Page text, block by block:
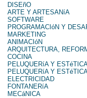
DISEñO
ARTE Y ARTESANíA
SOFTWARE
PROGRAMACIóN Y
MARKETING
ANIMACIóN
ARQUITECTURA,
COCINA
PELUQUERíA Y
PELUQUERíA Y
ELECTRICIDAD
FONTANERíA
MECáNICA